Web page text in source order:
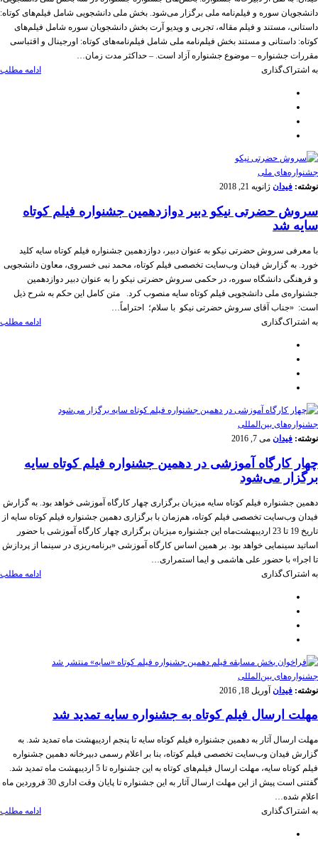
دانشجویان سوره و فیلم‌نامه ملی برگزار می‌شود. بخش ملی دانشجویی شامل فیلم‌های کوتاه:
داستانی، مستند و فیلم مقاله، تجربی و ویدیو آرت بخش دانشجویان سوره شامل فیلم‌های
کوتاه: داستانی و مستند بخش فیلم‌نامه ملی شامل فیلم‌نامه‌های کوتاه: اورجینال و اقتباسی
مقررات جشنواره – موضوع جشنواره آزاد است. – حداکثر مدت زمان…
ادامه مطلب
به اشتراک‌گذاری
جشنواره‌های ملی
نوشته: فیدان ژانویه 21, 2018
سروش حضرتی نیکو دبیر دوازدهمین جشنواره فیلم کوتاه
سایه شد
با معرفی سروش حضرتی نیکو به عنوان دبیر، دوازدهمین جشنواره فیلم کوتاه سایه کلید
خورد. به گزارش فیدان وب‌سایت تخصصی فیلم کوتاه، محمد نبی خسروی، معاون دانشجویی
و فرهنگی دانشگاه سوره، در حکمی سروش حضرتی نیکو را به عنوان دبیر دوازدهمین
جشنواره‌ی ملی دانشجویی فیلم کوتاه سایه منصوب کرد. متن کامل این حکم به شرح ذیل
است: «جناب آقای سروش حضرتی نیکو با سلام؛ احتراماً…
ادامه مطلب
به اشتراک‌گذاری
‌‌جشنواره‌های بین‌المللی
نوشته: فیدان می 7, 2016
چهار کارگاه آموزشی در دهمین جشنواره فیلم کوتاه سایه
برگزار می‌شود
دهمین جشنواره فیلم کوتاه سایه میزبان برگزاری چهار کارگاه آموزشی خواهد بود. به گزارش
فیدان وب‌سایت تخصصی فیلم کوتاه، هم‌زمان با برگزاری دهمین جشنواره فیلم کوتاه سایه از
تاریخ 19 تا 23 اردیبهشت‌ماه این جشنواره میزبان برگزاری چهار کارگاه آموزشی با حضور
اساتید سینمایی خواهد بود. بر همین اساس کارگاه آموزشی «برنامه‌ریزی در سینما از پردازش
تا اجرا» با حضور علی هاشمی و ایما استمراری…
ادامه مطلب
به اشتراک‌گذاری
‌‌جشنواره‌های بین‌المللی
نوشته: فیدان آوریل 18, 2016
مهلت ارسال فیلم کوتاه به جشنواره سایه تمدید شد
مهلت ارسال آثار به دهمین جشنواره فیلم کوتاه سایه تا پنجم اردیبهشت ماه تمدید شد. به
گزارش فیدان وب‌سایت تخصصی فیلم کوتاه، بنا بر اعلام رسمی دبیرخانه دهمین جشنواره
فیلم کوتاه سایه، مهلت ارسال فیلم‌های کوتاه به این جشنواره تا 5 اردیبهشت ماه تمدید شد.
گفتنی است پیش از این مهلت ارسال آثار به این جشنواره تا پایان وقت اداری 30 فروردین ماه
اعلام شده…
ادامه مطلب
به اشتراک‌گذاری